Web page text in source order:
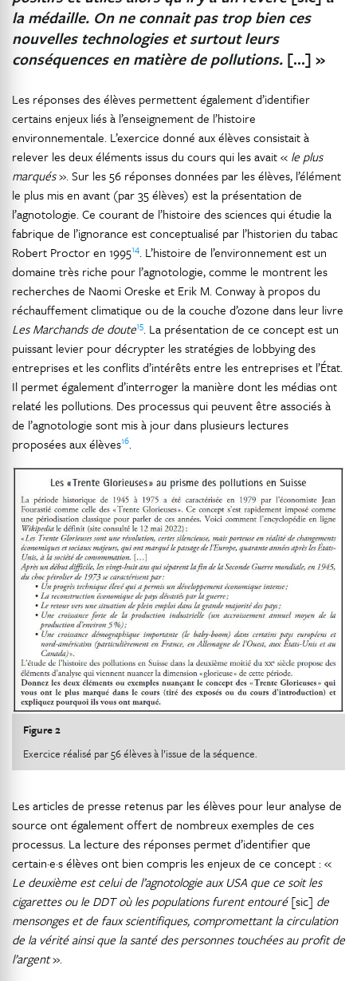
la médaille. On ne connait pas trop bien ces
nouvelles technologies et surtout leurs
conséquences en matière de pollutions. […] »
Les réponses des élèves permettent également d’identifier
certains enjeux liés à l’enseignement de l’histoire
environnementale. L’exercice donné aux élèves consistait à
relever les deux éléments issus du cours qui les avait « le plus
marqués». Sur les 56 réponses données par les élèves, l’élément
le plus mis en avant (par 35 élèves) est la présentation de
l’agnotologie. Ce courant de l’histoire des sciences qui étudie la
fabrique de l’ignorance est conceptualisé par l’historien du tabac
Robert Proctor en 199514. L’histoire de l’environnement est un
domaine très riche pour l’agnotologie, comme le montrent les
recherches de Naomi Oreske et Erik M. Conway à propos du
réchauffement climatique ou de la couche d’ozone dans leur livre
Les Marchands de doute15. La présentation de ce concept est un
puissant levier pour décrypter les stratégies de lobbying des
entreprises et les conflits d’intérêts entre les entreprises et l’État.
Il permet également d’interroger la manière dont les médias ont
relaté les pollutions. Des processus qui peuvent être associés à
de l’agnotologie sont mis à jour dans plusieurs lectures
proposées aux élèves16.
Figure 2
Exercice réalisé par 56 élèves à l’issue de la séquence.
Les articles de presse retenus par les élèves pour leur analyse de
source ont également offert de nombreux exemples de ces
processus. La lecture des réponses permet d’identifier que
certain·e·s élèves ont bien compris les enjeux de ce concept : «
Le deuxième est celui de l’agnotologie aux USA que ce soit les
cigarettes ou le DDT où les populations furent entouré[sic] de
mensonges et de faux scientifiques, compromettant la circulation
de la vérité ainsi que la santé des personnes touchées au profit de
l’argent».